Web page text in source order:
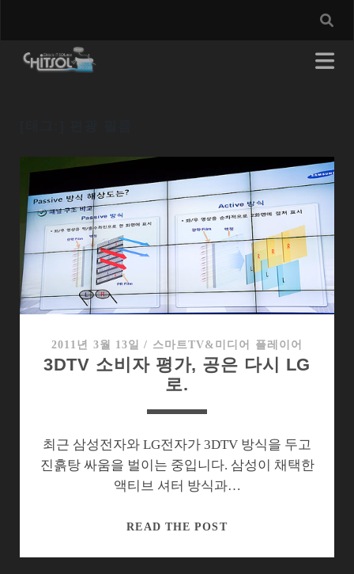
2011년 3월 13일 / 스마트TV&미디어 플레이어
3DTV 소비자 평가, 공은 다시 LG
로.
최근 삼성전자와 LG전자가 3DTV 방식을 두고
진흙탕 싸움을 벌이는 중입니다. 삼성이 채택한
액티브 셔터 방식과…
READ THE POST3DTV